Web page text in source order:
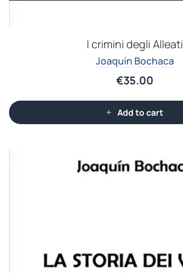
I crimini degli Alleati
Joaquín Bochaca
€35.00
Add to cart